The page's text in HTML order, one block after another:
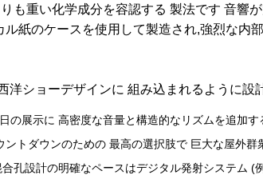
も重い化学成分を容認する 製法です 音響
紙のケースを使用して製造され,強烈な
洋ショーデザインに 組み込まれるように設
の展示に 高密度な音量と構造的なリズムを追加す
ントダウンのための 最高の選択肢で 巨大な屋外
合孔設計の明確なペースはデジタル発射システム